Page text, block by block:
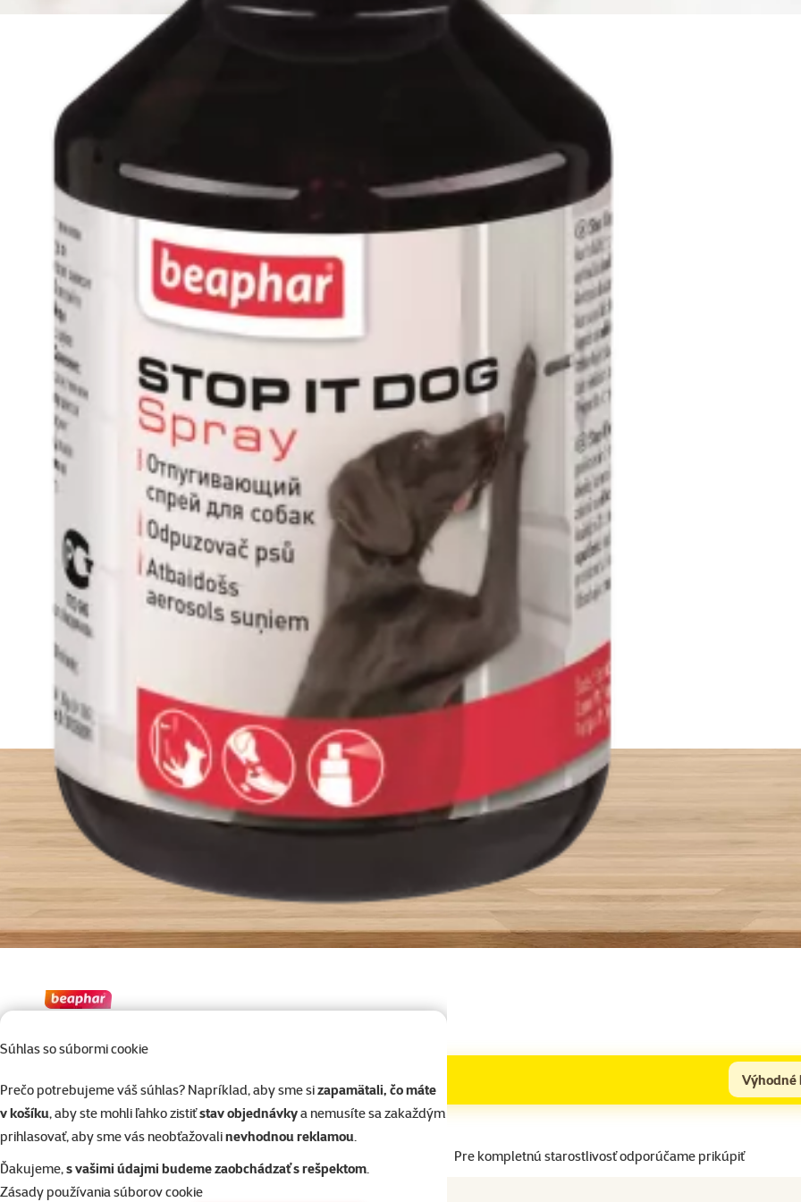
Súhlas so súbormi cookie
Prečo potrebujeme váš súhlas? Napríklad, aby sme sizapamätali, čo máte
v košíku, aby ste mohli ľahko zistiťstav objednávkya nemusíte sa zakaždým
prihlasovať, aby sme vás neobťažovalinevhodnou reklamou.
Ďakujeme,s vašimi údajmi budeme zaobchádzať s rešpektom.
Zásady používania súborov cookie
100ml
Výhodné
Pre kompletnú starostlivosť odporúčame prikúpiť